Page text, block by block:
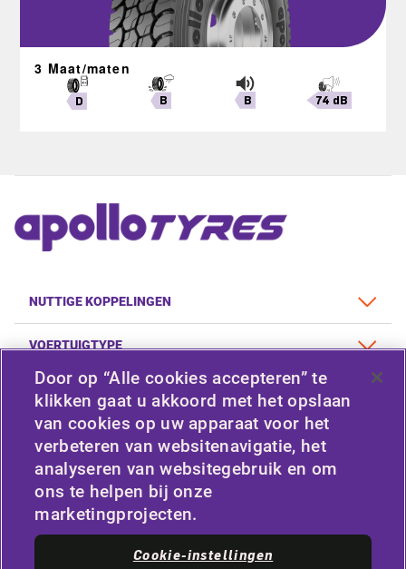
3 Maat/maten
D B B 74 dB
NUTTIGE KOPPELINGEN
VOERTUIGTYPE
BELEID
BEDRIJF
VERBONDEN BLIJVEN
Facebook
Twitter
Instagram
Door op “Alle cookies accepteren” te
klikken gaat u akkoord met het opslaan
van cookies op uw apparaat voor het
verbeteren van websitenavigatie, het
analyseren van websitegebruik en om
ons te helpen bij onze
marketingprojecten.
Cookie-instellingen